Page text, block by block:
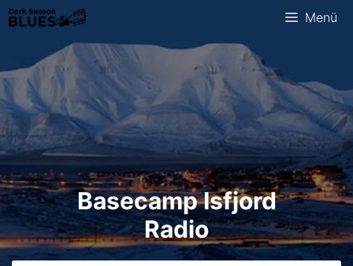
Zum
Inhalt
springen
Menü
Basecamp Isfjord
Radio